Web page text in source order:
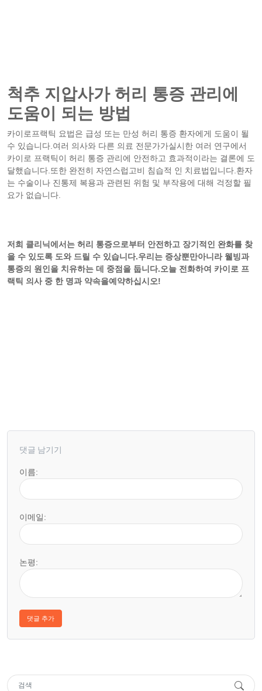
척추 지압사가 허리 통증 관리에
도움이 되는 방법
카이로프랙틱 요법은 급성 또는 만성 허리 통증 환자에게 도움이 될
수 있습니다.여러 의사와 다른 의료 전문가가실시한 여러 연구에서
카이로 프랙틱이 허리 통증 관리에 안전하고 효과적이라는 결론에 도
달했습니다.또한 완전히 자연스럽고비 침습적 인 치료법입니다.환자
는 수술이나 진통제 복용과 관련된 위험 및 부작용에 대해 걱정할 필
요가 없습니다.
저희 클리닉에서는 허리 통증으로부터 안전하고 장기적인 완화를 찾
을 수 있도록 도와 드릴 수 있습니다.우리는 증상뿐만아니라 웰빙과
통증의 원인을 치유하는 데 중점을 둡니다.오늘 전화하여 카이로 프
랙틱 의사 중 한 명과 약속을예약하십시오!
댓글 남기기
이름:
이메일:
논평: